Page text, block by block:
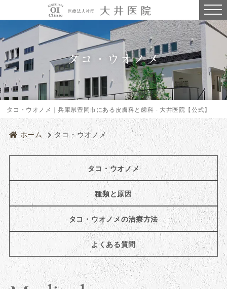
タコ・ウオノメ
タコ・ウオノメ｜兵庫県豊岡市にある皮膚科と歯科 - 大井医院【公式】
ホーム タコ・ウオノメ
タコ・ウオノメ
種類と原因
タコ・ウオノメの治療方法
よくある質問